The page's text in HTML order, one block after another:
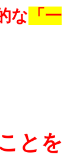
な 「一
とを